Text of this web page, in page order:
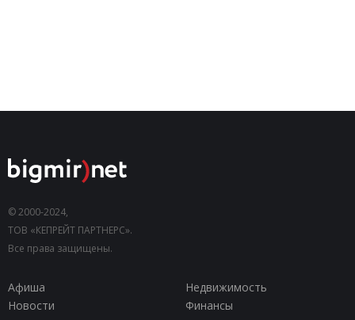
© 2000-2024,
ТОВ «КЕПРЕЙТ ПАРТНЕРС».
Все права защищены.
Афиша
Недвижимость
Новости
Финансы